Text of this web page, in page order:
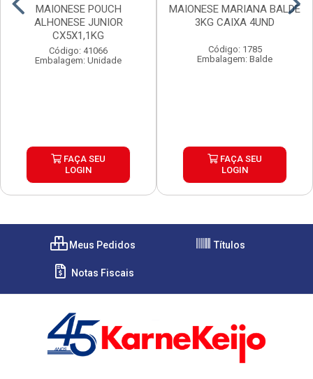
MAIONESE POUCH
ALHONESE JUNIOR
CX5X1,1KG
Código: 41066
Embalagem: Unidade
FAÇA SEU
LOGIN
MAIONESE MARIANA BALDE
3KG CAIXA 4UND
Código: 1785
Embalagem: Balde
FAÇA SEU
LOGIN
Meus Pedidos Títulos
Notas Fiscais